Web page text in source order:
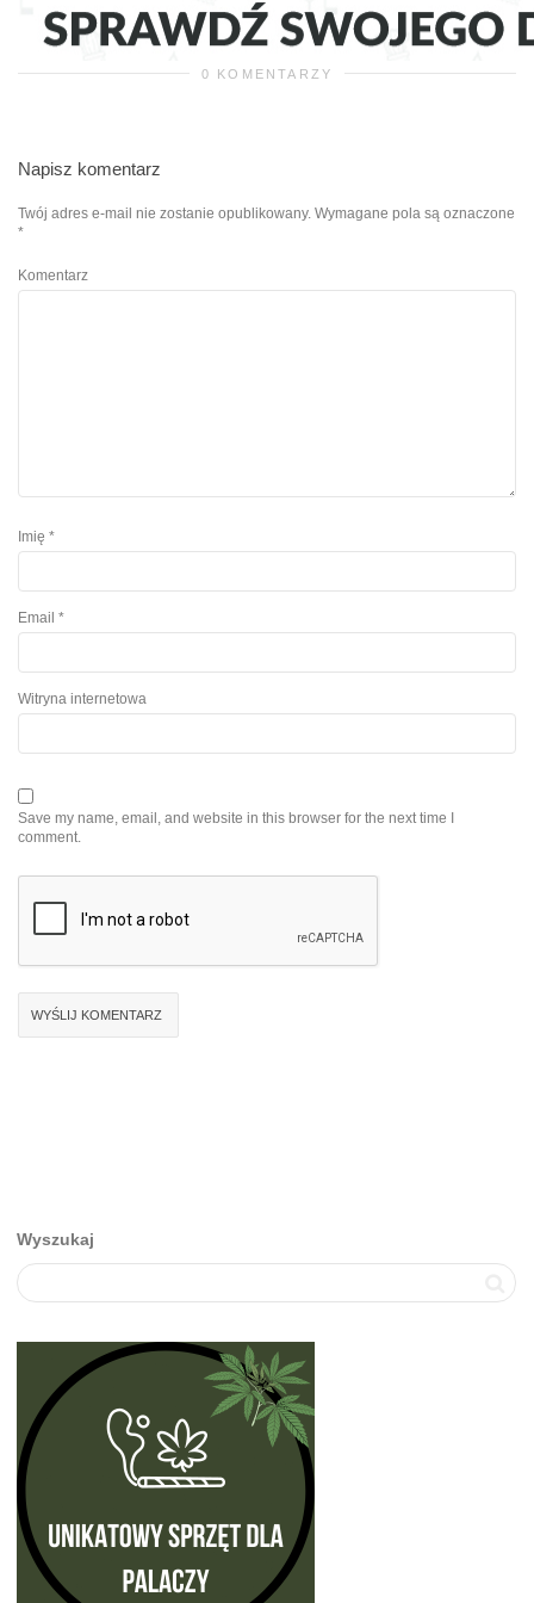
0 KOMENTARZY
Napisz komentarz
Twój adres e-mail nie zostanie opublikowany. Wymagane pola są oznaczone
*
Komentarz
Imię *
Email *
Witryna internetowa
Save my name, email, and website in this browser for the next time I
comment.
Wyszukaj